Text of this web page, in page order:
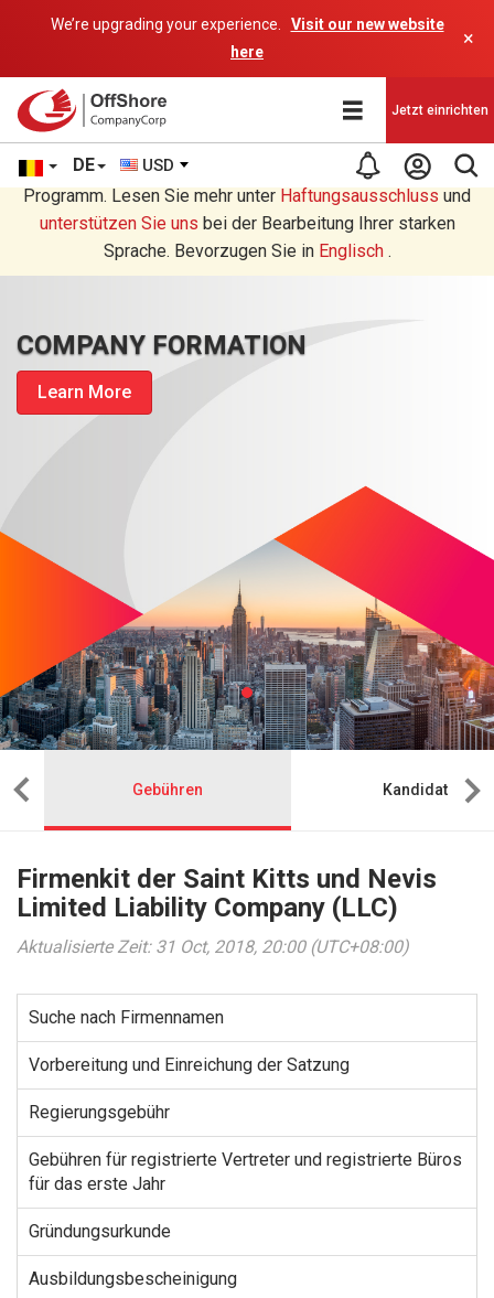
We’re upgrading your experience.
Visit our new website
here
×
DE USD
Jetzt einrichten
Sie lesen eine Deutsche Übersetzung durch ein AI-
Programm. Lesen Sie mehr unter Haftungsausschluss und
unterstützen Sie uns bei der Bearbeitung Ihrer starken
Sprache. Bevorzugen Sie in Englisch.
COMPANY FORMATION
Learn More
Gebühren Kandidat
Firmenkit der Saint Kitts und Nevis
Limited Liability Company (LLC)
Aktualisierte Zeit: 31 Oct, 2018, 20:00 (UTC+08:00)
Suche nach Firmennamen
Vorbereitung und Einreichung der Satzung
Regierungsgebühr
Gebühren für registrierte Vertreter und registrierte Büros
für das erste Jahr
Gründungsurkunde
Ausbildungsbescheinigung